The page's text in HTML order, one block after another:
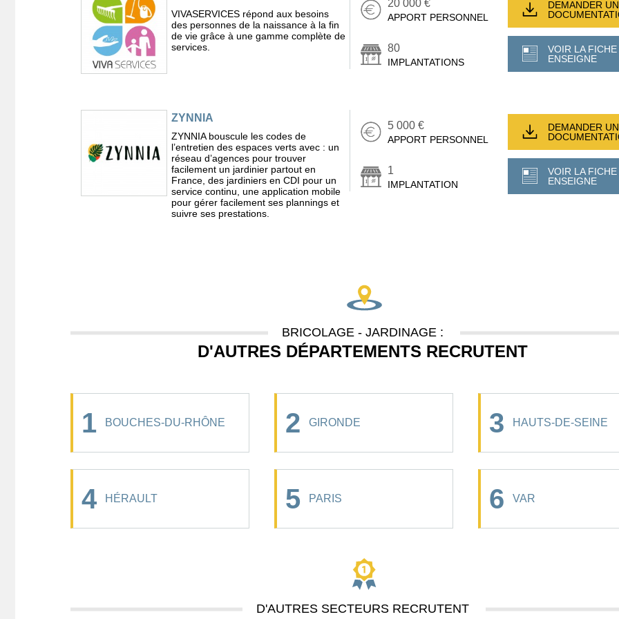
VIVASERVICES répond aux besoins
des personnes de la naissance à la fin
de vie grâce à une gamme complète de
services.
20 000 €
APPORT PERSONNEL
80
IMPLANTATIONS
DEMANDER
VOIR LA FICHE
ENSEIGNE
ZYNNIA
ZYNNIA bouscule les codes de
l’entretien des espaces verts avec : un
réseau d’agences pour trouver
facilement un jardinier partout en
France, des jardiniers en CDI pour un
service continu, une application mobile
pour gérer facilement ses plannings et
suivre ses prestations.
5 000 €
APPORT PERSONNEL
1
IMPLANTATION
DEMANDER
VOIR LA FICHE
ENSEIGNE
BRICOLAGE - JARDINAGE :
D'AUTRES DÉPARTEMENTS RECRUTENT
1 BOUCHES-DU-RHÔNE 2 GIRONDE 3 HAUTS-DE-SEINE
4 HÉRAULT 5 PARIS 6 VAR
D'AUTRES SECTEURS RECRUTENT